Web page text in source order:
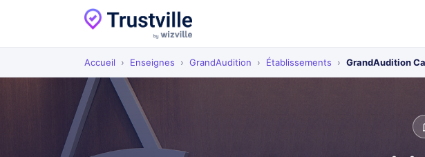
Accueil › Enseignes › GrandAudition › Établissements › GrandAudition